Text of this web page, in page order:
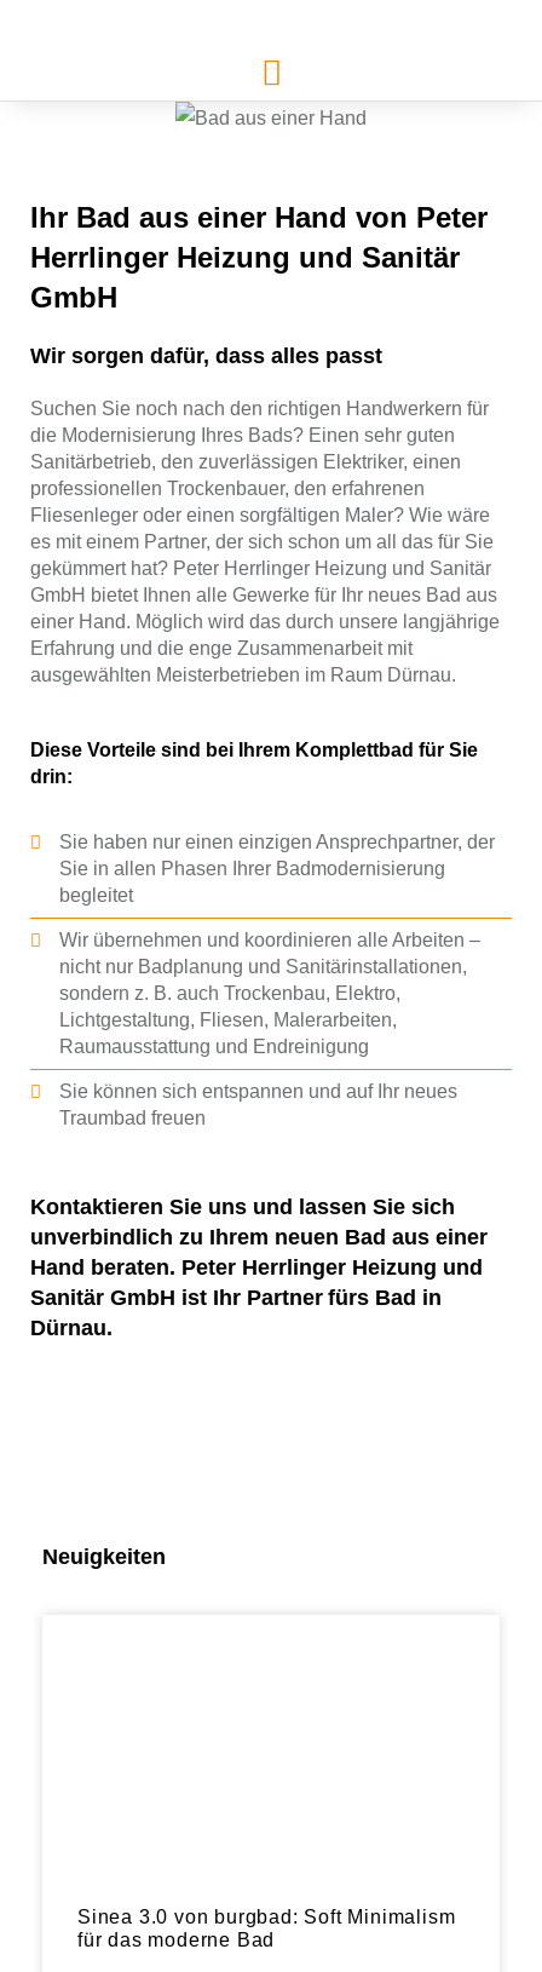
Ihr Bad aus einer Hand​ von Peter
Herrlinger Heizung und Sanitär
GmbH
Wir sorgen dafür, dass alles passt
Suchen Sie noch nach den richtigen Handwerkern für
die Modernisierung Ihres Bads? Einen sehr guten
Sanitärbetrieb, den zuverlässigen Elektriker, einen
professionellen Trockenbauer, den erfahrenen
Fliesenleger oder einen sorgfältigen Maler? Wie wäre
es mit einem Partner, der sich schon um all das für Sie
gekümmert hat? Peter Herrlinger Heizung und Sanitär
GmbH bietet Ihnen alle Gewerke für Ihr neues Bad aus
einer Hand. Möglich wird das durch unsere langjährige
Erfahrung und die enge Zusammenarbeit mit
ausgewählten Meisterbetrieben im Raum Dürnau.
Diese Vorteile sind bei Ihrem Komplettbad für Sie
drin:
Sie haben nur einen einzigen Ansprechpartner, der
Sie in allen Phasen Ihrer Badmodernisierung
begleitet
Wir übernehmen und koordinieren alle Arbeiten –
nicht nur Badplanung und Sanitärinstallationen,
sondern z. B. auch Trockenbau, Elektro,
Lichtgestaltung, Fliesen, Malerarbeiten,
Raumausstattung und Endreinigung
Sie können sich entspannen und auf Ihr neues
Traumbad freuen
Kontaktieren Sie uns und lassen Sie sich
unverbindlich zu Ihrem neuen Bad aus einer
Hand beraten. Peter Herrlinger Heizung und
Sanitär GmbH ist Ihr Partner fürs Bad in
Dürnau.
Neuigkeiten
Sinea 3.0 von burgbad: Soft Minimalism
für das moderne Bad